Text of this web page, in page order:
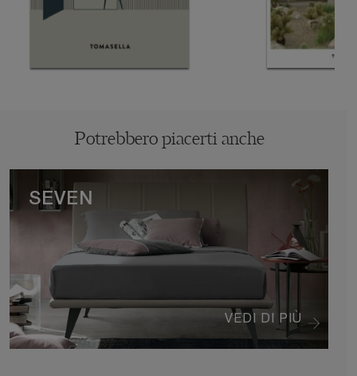
Potrebbero piacerti anche
VEDI DI PIÙ
SEVEN